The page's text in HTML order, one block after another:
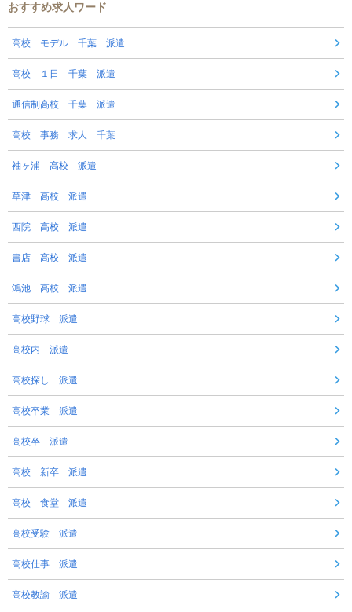
おすすめ求人ワード
高校 モデル 千葉 派遣
高校 １日 千葉 派遣
通信制高校 千葉 派遣
高校 事務 求人 千葉
袖ヶ浦 高校 派遣
草津 高校 派遣
西院 高校 派遣
書店 高校 派遣
鴻池 高校 派遣
高校野球 派遣
高校内 派遣
高校探し 派遣
高校卒業 派遣
高校卒 派遣
高校 新卒 派遣
高校 食堂 派遣
高校受験 派遣
高校仕事 派遣
高校教諭 派遣